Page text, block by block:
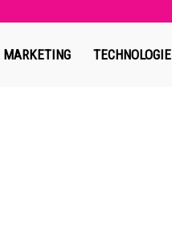
MARKETING TECHNOLOGIE